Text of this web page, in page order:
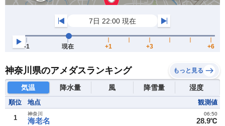
神奈川県のアメダスランキング もっと見る
気温 降水量 風 降雪量 湿度
順位 地点 観測値
1 海老名
神奈川
28.9℃
06:50